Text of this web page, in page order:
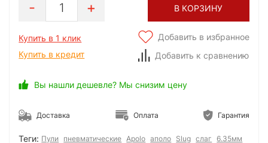
1 В КОРЗИНУ
Купить в 1 клик
Купить в кредит
Добавить в избранное
Добавить к сравнению
Вы нашли дешевле? Мы снизим цену
Доставка Оплата Гарантия
Теги: Пули пневматические Apolo аполо Slug слаг
6.35мм